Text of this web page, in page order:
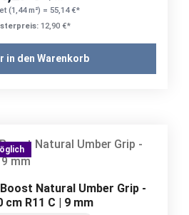
(1,44 m²) = 55,14 €*
12,90 €*
in den Warenkorb
Natural Umber Grip -
cm R11 C | 9 mm